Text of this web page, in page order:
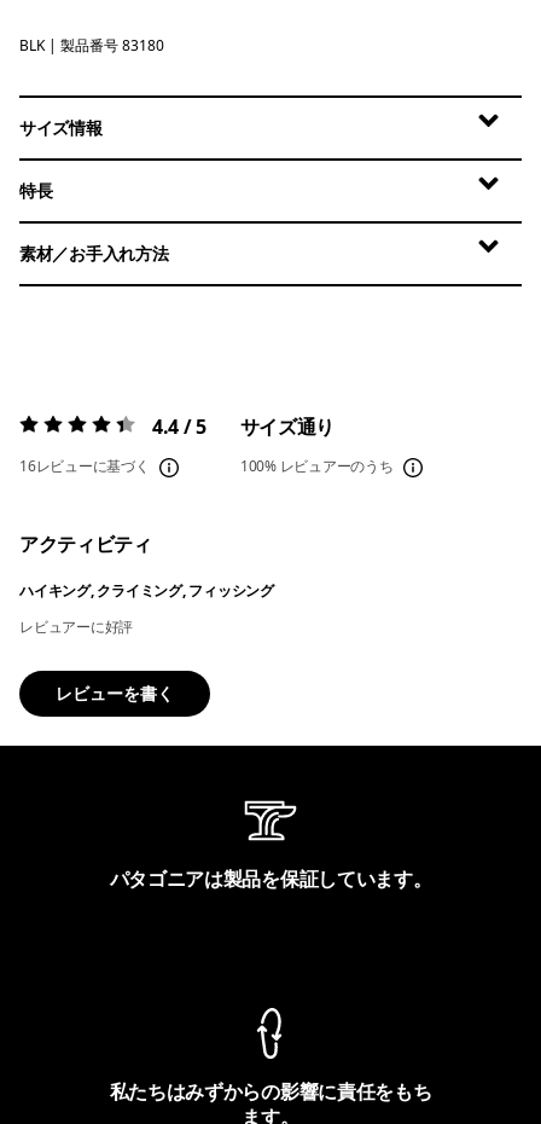
Black
BLK | 製品番号 83180
サイズ情報
特長
素材／お手入れ方法
評価:4.4 / 5 4.4 / 5
16レビューに基づく
サイズ通り
100% レビュアーのうち
アクティビティ
ハイキング, クライミング, フィッシング
レビュアーに好評
レビューを書く
パタゴニアは製品を保証しています。
私たちはみずからの影響に責任をもち
ます。